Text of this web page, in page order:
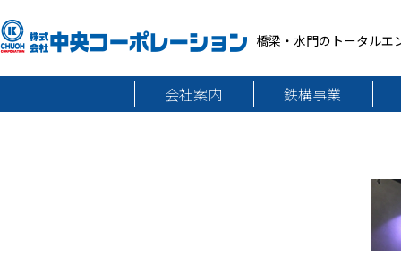
橋梁・水門のトータルエ
会社案内 鉄構事業